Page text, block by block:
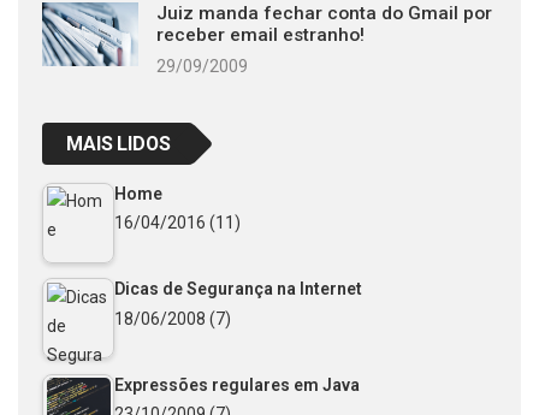
Juiz manda fechar conta do Gmail por
receber email estranho!
29/09/2009
MAIS LIDOS
Home
16/04/2016 (11)
Dicas de Segurança na Internet
18/06/2008 (7)
Expressões regulares em Java